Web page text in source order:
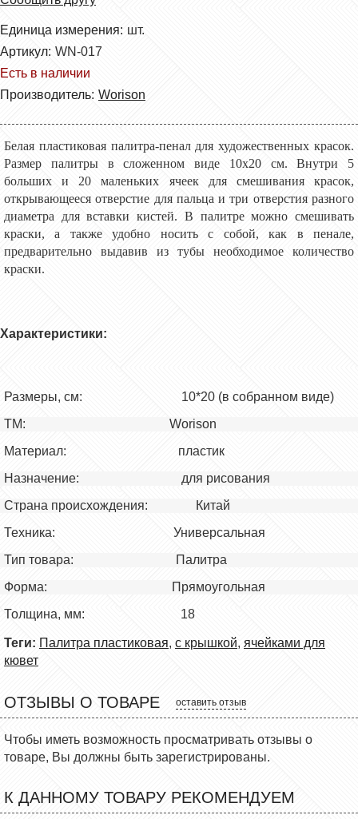
Единица измерения: шт.
Артикул: WN-017
Есть в наличии
Производитель: Worison
Белая пластиковая палитра-пенал для художественных красок.
Размер палитры в сложенном виде 10х20 см. Внутри 5
больших и 20 маленьких ячеек для смешивания красок,
открывающееся отверстие для пальца и три отверстия разного
диаметра для вставки кистей. В палитре можно смешивать
краски, а также удобно носить с собой, как в пенале,
предварительно выдавив из тубы необходимое количество
краски.
Характеристики:
Размеры, см: 10*20 (в собранном виде)
ТМ:
Worison
Материал: пластик
Назначение: для рисования
Страна происхождения:
Китай
Техника: Универсальная
Тип товара:
Палитра
Форма: Прямоугольная
Толщина, мм: 18
Теги: Палитра пластиковая, с крышкой, ячейками для
кювет
ОТЗЫВЫ О ТОВАРЕ оставить отзыв
Чтобы иметь возможность просматривать отзывы о
товаре, Вы должны быть зарегистрированы.
К ДАННОМУ ТОВАРУ РЕКОМЕНДУЕМ